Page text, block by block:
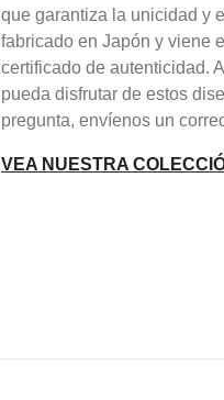
que garantiza la unicidad y
fabricado en Japón y viene
certificado de autenticidad.
pueda disfrutar de estos
pregunta, envíenos un
VEA NUESTRA